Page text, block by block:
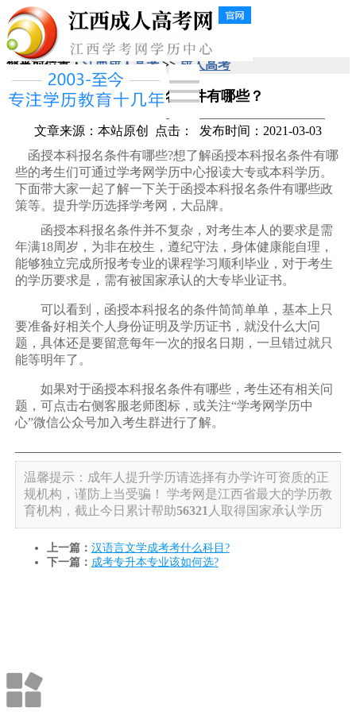
您当前位置： 江西成人高考>> 成人高考
函授本科报名条件有哪些？
文章来源：本站原创 点击：
发布时间：2021-03-03
函授本科报名条件有哪些?想了解函授本科报名条件有哪
些的考生们可通过学考网学历中心报读大专或本科学历。
下面带大家一起了解一下关于函授本科报名条件有哪些政
策等。提升学历选择学考网，大品牌。
函授本科报名条件并不复杂，对考生本人的要求是需
年满18周岁，为非在校生，遵纪守法，身体健康能自理，
能够独立完成所报考专业的课程学习顺利毕业，对于考生
的学历要求是，需有被国家承认的大专毕业证书。
可以看到，函授本科报名的条件简简单单，基本上只
要准备好相关个人身份证明及学历证书，就没什么大问
题，具体还是要留意每年一次的报名日期，一旦错过就只
能等明年了。
如果对于函授本科报名条件有哪些，考生还有相关问
题，可点击右侧客服老师图标，或关注“学考网学历中
心”微信公众号加入考生群进行了解。
温馨提示：成年人提升学历请选择有办学许可资质的正
规机构，谨防上当受骗！
学考网是江西省最大的学历教
育机构，截止今日累计帮助56321 人取得国家承认学历
上一篇： 汉语言文学成考考什么科目?
下一篇： 成考专升本专业该如何选?